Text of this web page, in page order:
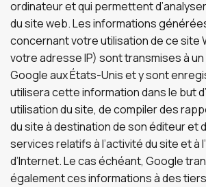
ordinateur et qui permettent
du site web. Les informations
concernant votre utilisation de ce site
votre adresse IP) sont transmises à
Google aux États-Unis et y sont
utilisera cette information dans le but
utilisation du site, de compiler des
du site à destination de son éditeur et
services relatifs à l’activité du site et à
d’Internet. Le cas échéant, Google
également ces informations à des